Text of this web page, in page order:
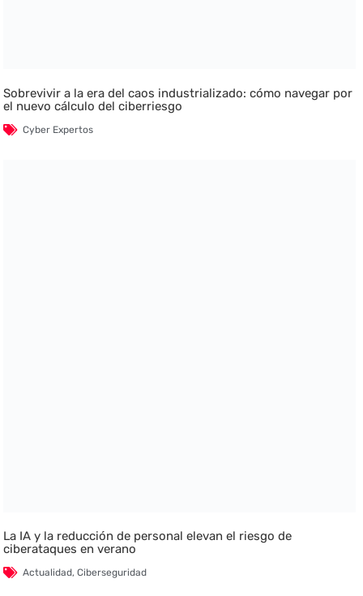
Sobrevivir a la era del caos industrializado: cómo navegar por
el nuevo cálculo del ciberriesgo
Cyber Expertos
La IA y la reducción de personal elevan el riesgo de
ciberataques en verano
Actualidad,Ciberseguridad